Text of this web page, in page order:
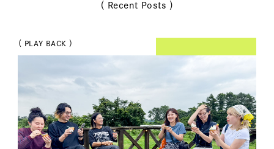
（ Recent Posts ）
（ PLAY BACK ）